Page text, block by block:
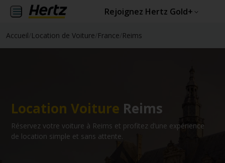
Rejoignez Hertz Gold+
Accueil Location de Voiture France Reims
Location Voiture Reims
Réservez votre voiture à Reims et profitez d’une expérience
de location simple et sans attente.